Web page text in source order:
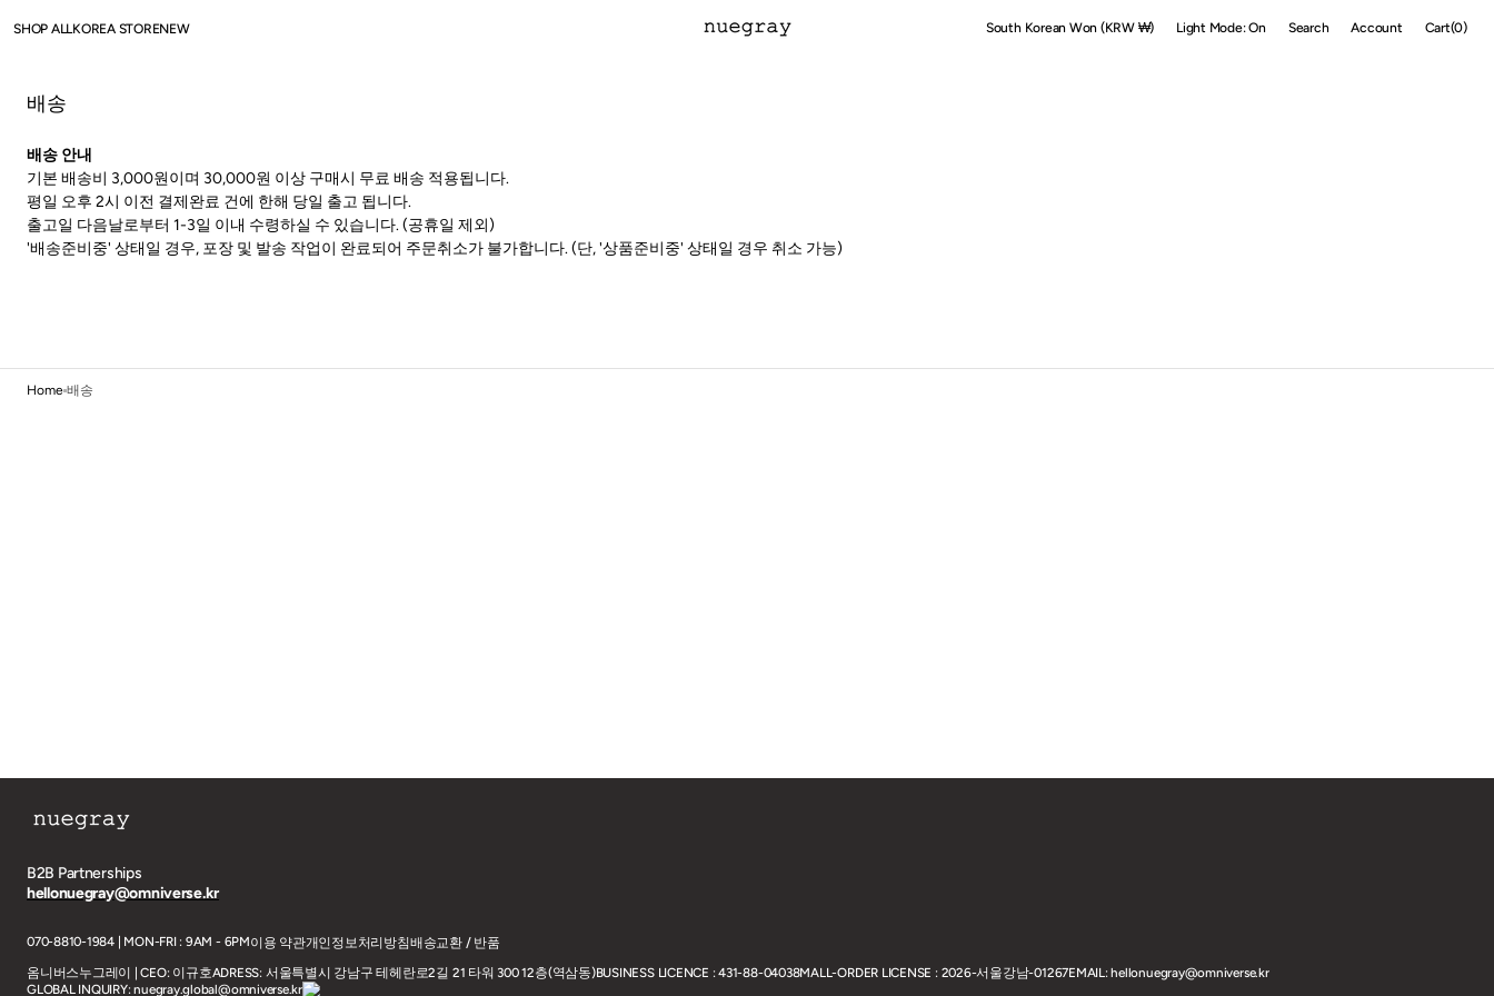
CONTENT
SHOP ALL
LIP
EYE
FACE
CARE
KOREA STORENEW South Korean Won (KRW ₩) Light Mode: On Search Account Cart
Cart(0)
배송
배송 안내
기본 배송비 3,000원이며 30,000원 이상 구매시 무료 배송 적용됩니다.
평일 오후 2시 이전 결제완료 건에 한해 당일 출고 됩니다.
출고일 다음날로부터 1-3일 이내 수령하실 수 있습니다. (공휴일 제외)
'배송준비중' 상태일 경우, 포장 및 발송 작업이 완료되어 주문취소가 불가합니다. (단, '상품준비중' 상태일 경우 취소 가능)
Home 배송
B2B Partnerships
hellonuegray@omniverse.kr
070-8810-1984 | MON-FRI : 9AM - 6PM이용 약관개인정보처리방침배송교환 / 반품
옴니버스누그레이 | CEO: 이규호ADRESS: 서울특별시 강남구 테헤란로2길 21 타워 300 12층(역삼동)BUSINESS LICENCE : 431-88-04038MALL-ORDER LICENSE : 2026-서울강남-01267EMAIL: hellonuegray@omniverse.kr
GLOBAL INQUIRY: nuegray.global@omniverse.kr